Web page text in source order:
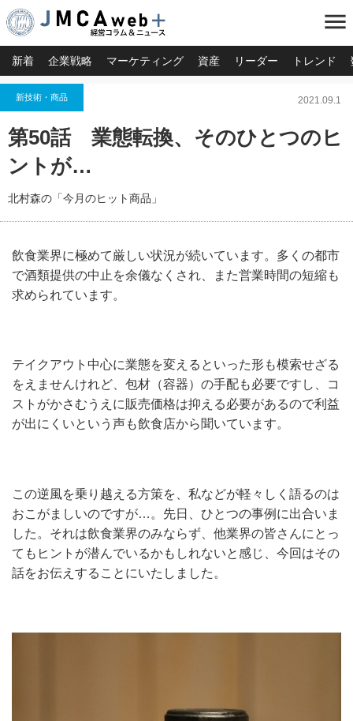
menu
新着 企業戦略 マーケティング 資産 リーダー トレンド
新技術・商品 2021.09.1
第50話 業態転換、そのひとつのヒ
ントが…
北村森の「今月のヒット商品」
飲食業界に極めて厳しい状況が続いています。多くの都市
で酒類提供の中止を余儀なくされ、また営業時間の短縮も
求められています。
テイクアウト中心に業態を変えるといった形も模索せざる
をえませんけれど、包材（容器）の手配も必要ですし、コ
ストがかさむうえに販売価格は抑える必要があるので利益
が出にくいという声も飲食店から聞いています。
この逆風を乗り越える方策を、私などが軽々しく語るのは
おこがましいのですが…。先日、ひとつの事例に出合いま
した。それは飲食業界のみならず、他業界の皆さんにとっ
てもヒントが潜んでいるかもしれないと感じ、今回はその
話をお伝えすることにいたしました。